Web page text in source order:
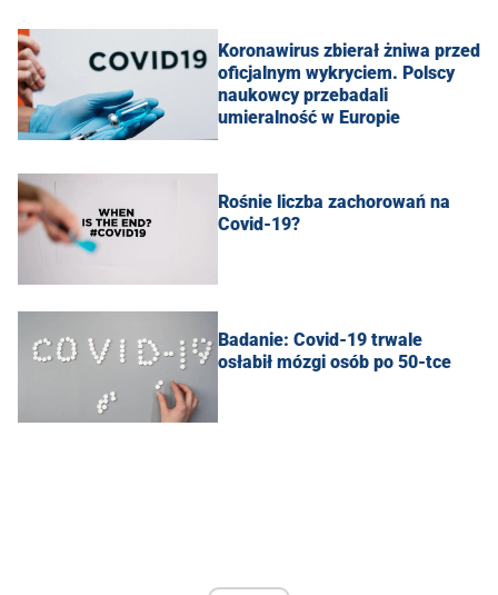
Koronawirus zbierał żniwa przed
oficjalnym wykryciem. Polscy
naukowcy przebadali
umieralność w Europie
Rośnie liczba zachorowań na
Covid-19?
Badanie: Covid-19 trwale
osłabił mózgi osób po 50-tce